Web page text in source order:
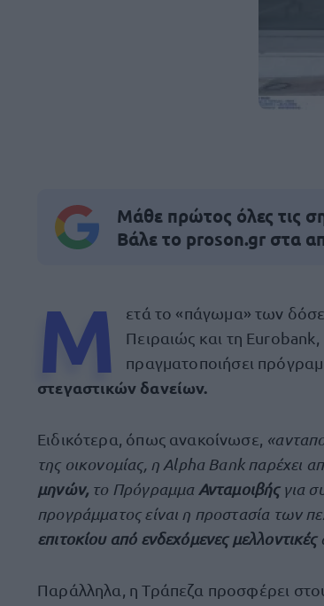
Μάθε πρώτος όλες τις
Βάλε το proson.gr στα
Μ ετά το «πάγωμα» των
Πειραιώς και τη
πραγματοποιήσει
στεγαστικών δανείων.
Ειδικότερα, όπως ανακοίνωσε,
της οικονομίας, η Alpha Bank παρέχει
μηνών, το Πρόγραμμα Ανταμοιβής για
προγράμματος είναι η προστασία των
επιτοκίου από ενδεχόμενες μελλοντικές
Παράλληλα, η Τράπεζα προσφέρει